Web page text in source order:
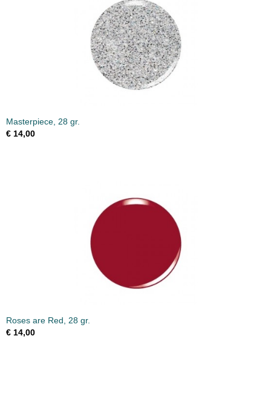
Masterpiece, 28 gr.
€ 14,00
Roses are Red, 28 gr.
€ 14,00